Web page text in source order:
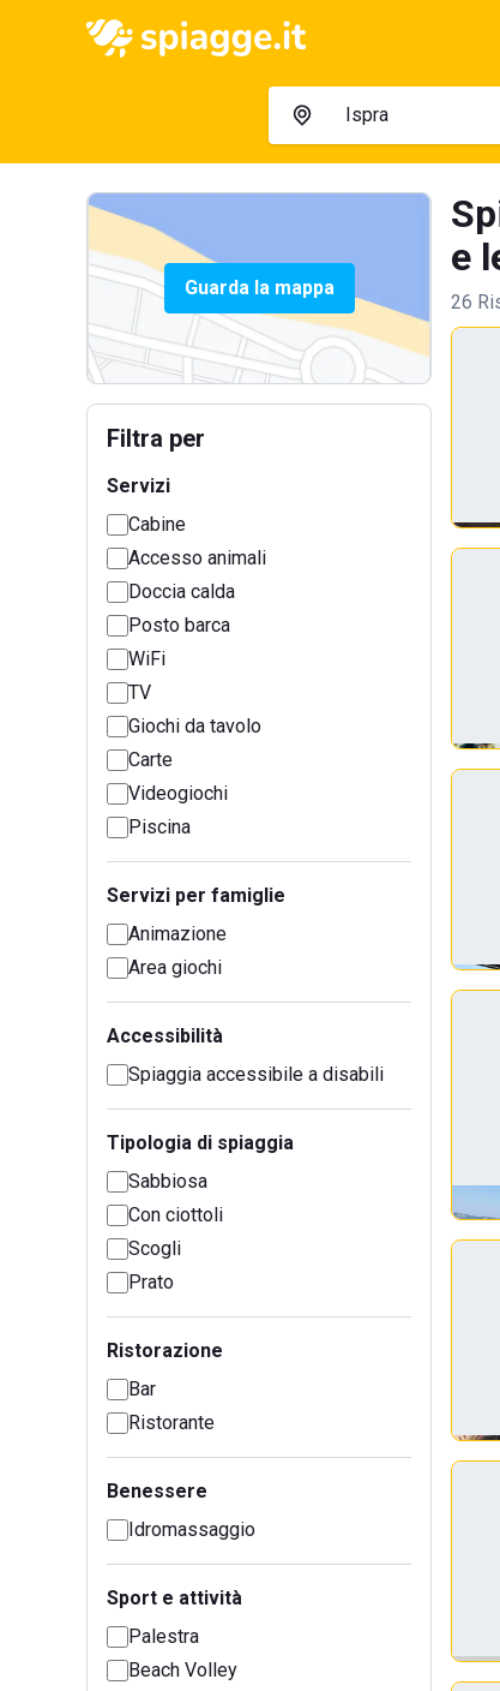
Guarda la mappa
Filtra per
Servizi
Cabine
Accesso animali
Doccia calda
Posto barca
WiFi
TV
Giochi da tavolo
Carte
Videogiochi
Piscina
Servizi per famiglie
Animazione
Area giochi
Accessibilità
Spiaggia accessibile a disabili
Tipologia di spiaggia
Sabbiosa
Con ciottoli
Scogli
Prato
Ristorazione
Bar
Ristorante
Benessere
Idromassaggio
Sport e attività
Palestra
Beach Volley
e
26